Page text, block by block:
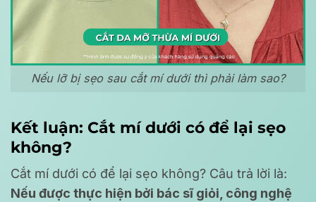
Nếu lỡ bị sẹo sau cắt mí dưới thì phải làm sao?
Kết luận: Cắt mí dưới có để lại sẹo
không?
Cắt mí dưới có để lại sẹo không? Câu trả lời là:
Nếu được thực hiện bởi bác sĩ giỏi, công nghệ